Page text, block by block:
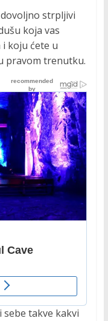
strpljivi
koja vas
koju ćete u
pravom trenutku.
takve kakvi